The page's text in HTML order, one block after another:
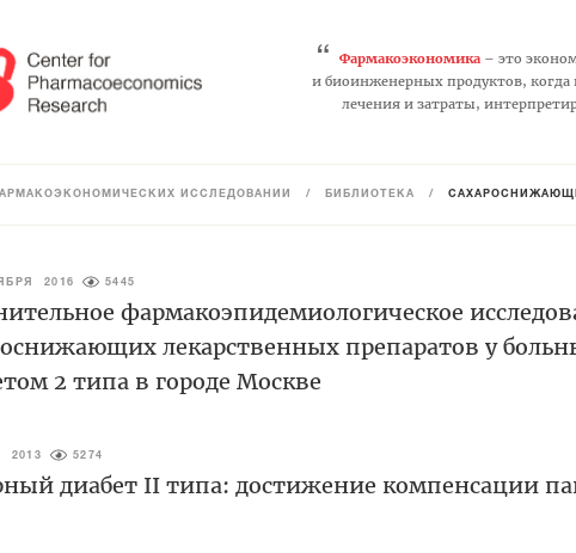
“ Фармакоэкономика– это
и биоинженерных продуктов,
лечения и затраты,
ИССЛЕДОВАНИЙ / БИБЛИОТЕКА /
2016 5445
фармакоэпидемиологическое
лекарственных препаратов у
2 типа в городе Москве
2013 5274
диабет II типа: достижение компенсации